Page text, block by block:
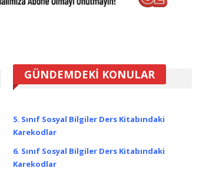
GÜNDEMDEKİ KONULAR
5. Sınıf Sosyal Bilgiler Ders Kitabındaki
Karekodlar
6. Sınıf Sosyal Bilgiler Ders Kitabındaki
Karekodlar